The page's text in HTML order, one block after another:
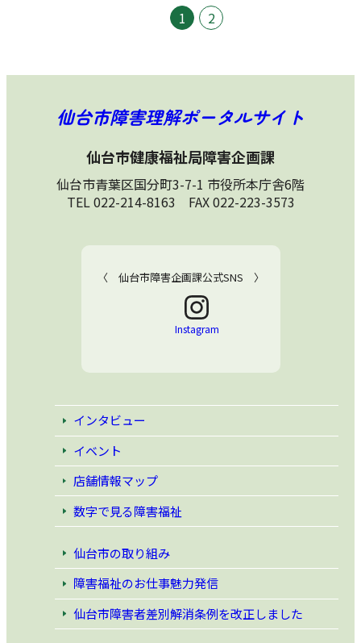
1 2
仙台市障害理解ポータルサイト
仙台市健康福祉局障害企画課
仙台市青葉区国分町3-7-1 市役所本庁舎6階
TEL 022-214-8163 FAX 022-223-3573
〈 仙台市障害企画課公式SNS 〉
Instagram
インタビュー
イベント
店舗情報マップ
数字で見る障害福祉
仙台市の取り組み
障害福祉のお仕事魅力発信
仙台市障害者差別解消条例を改正しました